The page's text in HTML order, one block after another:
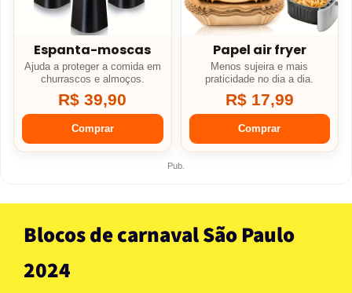
Espanta-moscas
Ajuda a proteger a comida em
churrascos e almoços.
R$ 39,90
Comprar
Papel air fryer
Menos sujeira e mais
praticidade no dia a dia.
R$ 17,99
Comprar
Pub.
Blocos de carnaval São Paulo
2024